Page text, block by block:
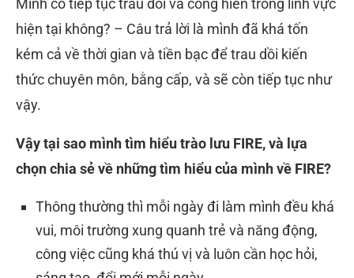
hiện tại không? – Câu trả lời là mình đã khá tốn
kém cả về thời gian và tiền bạc để trau dồi kiến
thức chuyên môn, bằng cấp, và sẽ còn tiếp tục như
vậy.
Vậy tại sao mình tìm hiểu trào lưu FIRE, và lựa
chọn chia sẻ về những tìm hiểu của mình về FIRE?
Thông thường thì mỗi ngày đi làm mình đều khá
vui, môi trường xung quanh trẻ và năng động,
công việc cũng khá thú vị và luôn cần học hỏi,